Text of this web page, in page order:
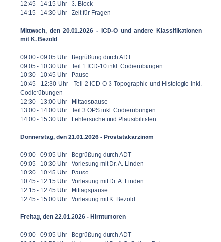
12:45 - 14:15 Uhr 3. Block
14:15 - 14:30 Uhr Zeit für Fragen
Mittwoch, den 20.01.2026 - ICD-O und andere Klassifikationen
mit K. Bezold
09:00 - 09:05 Uhr Begrüßung durch ADT
09:05 - 10:30 Uhr Teil 1 ICD-10 inkl. Codierübungen
10:30 - 10:45 Uhr Pause
10:45 - 12:30 Uhr Teil 2 ICD-O-3 Topographie und Histologie inkl.
Codierübungen
12:30 - 13:00 Uhr Mittagspause
13:00 - 14:00 Uhr Teil 3 OPS inkl. Codierübungen
14:00 - 15:30 Uhr Fehlersuche und Plausibilitäten
Donnerstag, den 21.01.2026 - Prostatakarzinom
09:00 - 09:05 Uhr Begrüßung durch ADT
09:05 - 10:30 Uhr Vorlesung mit Dr. A. Linden
10:30 - 10:45 Uhr Pause
10:45 - 12:15 Uhr Vorlesung mit Dr. A. Linden
12:15 - 12:45 Uhr Mittagspause
12:45 - 15:00 Uhr Vorlesung mit K. Bezold
Freitag, den 22.01.2026 - Hirntumoren
09:00 - 09:05 Uhr Begrüßung durch ADT